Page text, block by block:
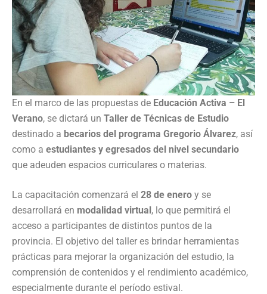
En el marco de las propuestas de Educación Activa – El
Verano, se dictará un Taller de Técnicas de Estudio
destinado a becarios del programa Gregorio Álvarez, así
como a estudiantes y egresados del nivel secundario
que adeuden espacios curriculares o materias.
La capacitación comenzará el 28 de enero y se
desarrollará en modalidad virtual, lo que permitirá el
acceso a participantes de distintos puntos de la
provincia. El objetivo del taller es brindar herramientas
prácticas para mejorar la organización del estudio, la
comprensión de contenidos y el rendimiento académico,
especialmente durante el período estival.